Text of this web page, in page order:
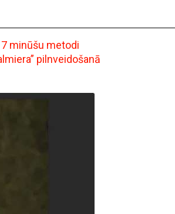
minūšu metodi
pilnveidošanā